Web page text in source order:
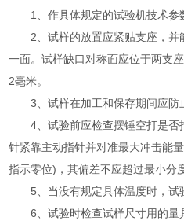
1、作具体规定的试验机技术参
2、试样的放置应紧贴支座，并
一面。试样缺口对称面应位于两支
2毫米。
3、试样在加工和保存期间应防
4、试验前应检查摆锤空打是否
针紧靠主动指针并对准最大冲击能
指示零位)，其偏差不应超过最小分
5、当没有规定具体温度时，试
6、试验时检查试样尺寸用的量